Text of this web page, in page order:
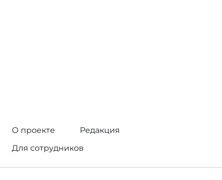
О проекте
Редакция
Для сотрудников